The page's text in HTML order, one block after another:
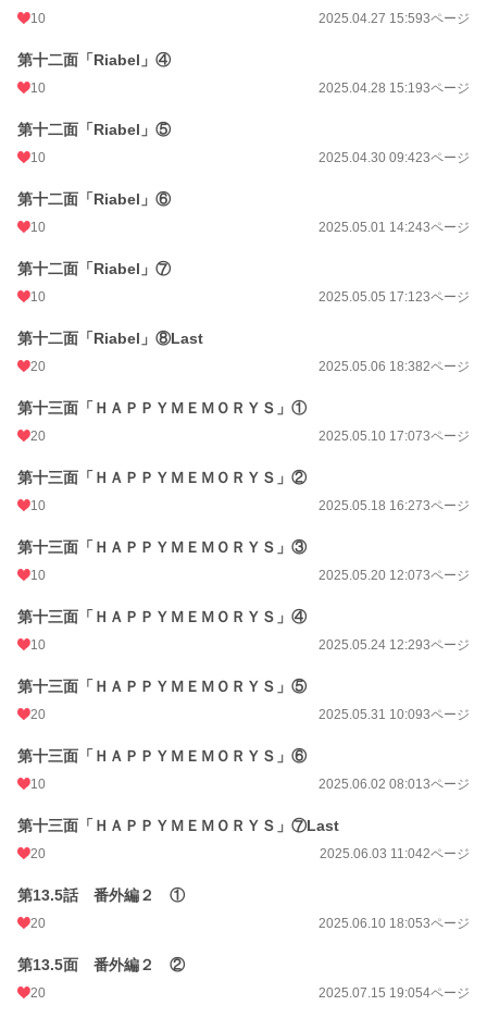
10 2025.04.27 15:593ページ
第十二面「Riabel」④
10 2025.04.28 15:193ページ
第十二面「Riabel」⑤
10 2025.04.30 09:423ページ
第十二面「Riabel」⑥
10 2025.05.01 14:243ページ
第十二面「Riabel」⑦
10 2025.05.05 17:123ページ
第十二面「Riabel」⑧Last
20 2025.05.06 18:382ページ
第十三面「ＨＡＰＰＹＭＥＭＯＲＹＳ」①
20 2025.05.10 17:073ページ
第十三面「ＨＡＰＰＹＭＥＭＯＲＹＳ」②
10 2025.05.18 16:273ページ
第十三面「ＨＡＰＰＹＭＥＭＯＲＹＳ」③
10 2025.05.20 12:073ページ
第十三面「ＨＡＰＰＹＭＥＭＯＲＹＳ」④
10 2025.05.24 12:293ページ
第十三面「ＨＡＰＰＹＭＥＭＯＲＹＳ」⑤
20 2025.05.31 10:093ページ
第十三面「ＨＡＰＰＹＭＥＭＯＲＹＳ」⑥
10 2025.06.02 08:013ページ
第十三面「ＨＡＰＰＹＭＥＭＯＲＹＳ」⑦Last
20 2025.06.03 11:042ページ
第13.5話 番外編２ ①
20 2025.06.10 18:053ページ
第13.5面 番外編２ ②
20 2025.07.15 19:054ページ